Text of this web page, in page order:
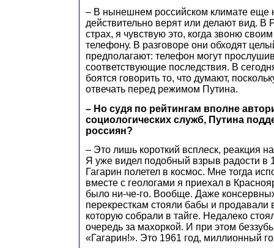
– В нынешнем российском климате еще
действительно верят или делают вид. В
страх, я чувствую это, когда звоню
телефону. В разговоре они обходят
предполагают: телефон могут
соответствующие последствия. В
боятся говорить то, что думают,
отвечать перед режимом Путина.
– Но судя по рейтингам вполне
социологических служб, Путина
россиян?
– Это лишь короткий всплеск, реакция
Я уже видел подобный взрыв радости в
Гагарин полетел в космос. Мне тогда
вместе с геологами я приехал в
было ни-че-го. Вообще. Даже
перекресткам стояли бабы и
которую собрали в тайге. Недалеко
очередь за махоркой. И при этом
«Гагарин!». Это 1961 год, миллионный